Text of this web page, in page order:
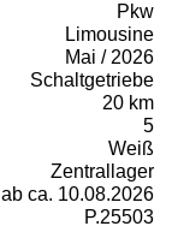
Pkw
Limousine
Mai / 2026
Schaltgetriebe
20 km
5
Weiß
Zentrallager
ab ca. 10.08.2026
P.25503